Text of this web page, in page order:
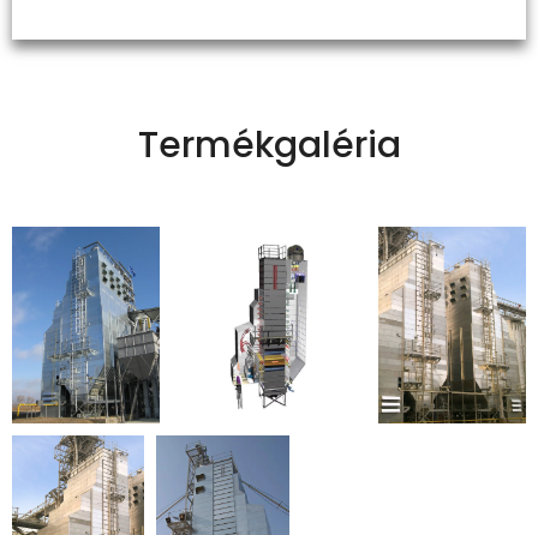
Termékgaléria